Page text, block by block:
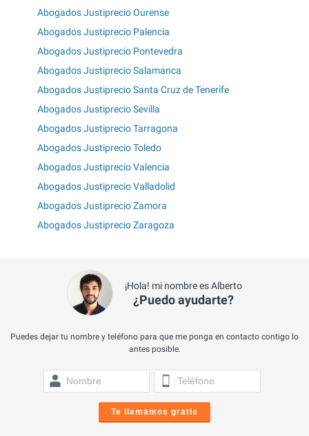
Abogados Justiprecio Ourense
Abogados Justiprecio Palencia
Abogados Justiprecio Pontevedra
Abogados Justiprecio Salamanca
Abogados Justiprecio Santa Cruz de Tenerife
Abogados Justiprecio Sevilla
Abogados Justiprecio Tarragona
Abogados Justiprecio Toledo
Abogados Justiprecio Valencia
Abogados Justiprecio Valladolid
Abogados Justiprecio Zamora
Abogados Justiprecio Zaragoza
¡Hola! mi nombre es Alberto
¿Puedo ayudarte?
Puedes dejar tu nombre y teléfono para que me ponga en contacto contigo lo
antes posible.
Te llamamos gratis